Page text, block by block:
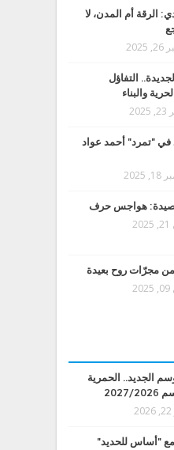
الرقة أم المدن، لا
التفاؤل
والبناء
في "تمرد" أحمد عواد
قصيدة: هواجس حرف
مجرّات روح بعيدة
الجديد.. الحمرية
مع "أساس للحديد"